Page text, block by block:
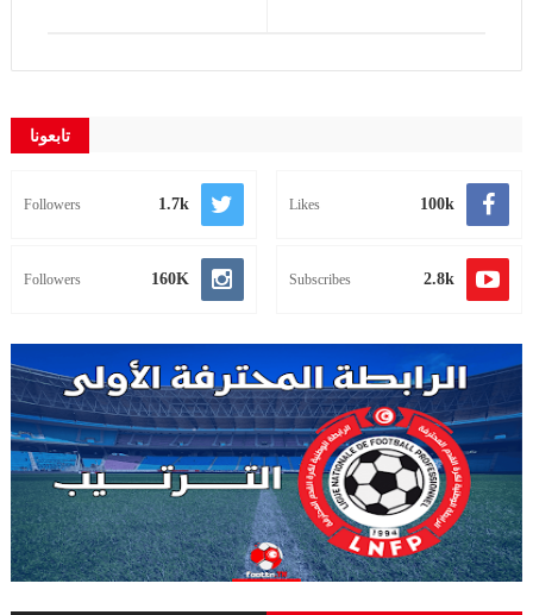
تابعونا
100k
Likes
1.7k
Followers
2.8k
Subscribes
160K
Followers